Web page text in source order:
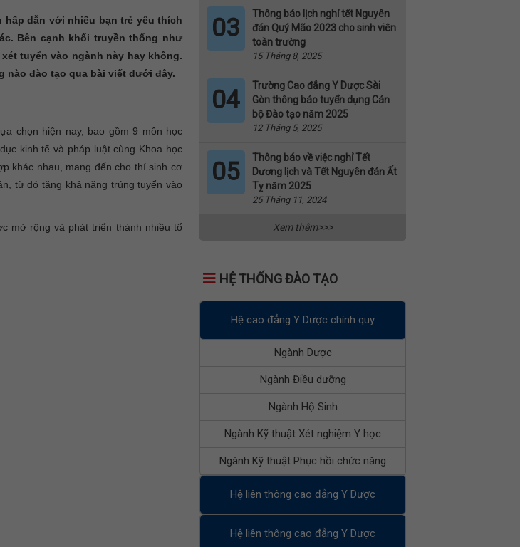
dẫn với nhiều bạn trẻ yêu thích
Bên cạnh khối truyền thống như
tuyển vào ngành này hay không.
đào tạo qua bài viết dưới đây.
chọn hiện nay, bao gồm 9 môn học
kinh tế và pháp luật cùng Khoa học
khác nhau, mang đến cho thí sinh cơ
từ đó tăng khả năng trúng tuyển vào
mở rộng và phát triển thành nhiều tổ
03
Thông báo lịch nghỉ tết Nguyên
đán Quý Mão 2023 cho sinh viên
toàn trường
15 Tháng 8, 2025
04
Trường Cao đẳng Y Dược Sài
Gòn thông báo tuyển dụng Cán
bộ Đào tạo năm 2025
12 Tháng 5, 2025
05
Thông báo về việc nghỉ Tết
Dương lịch và Tết Nguyên đán Ất
Tỵ năm 2025
25 Tháng 11, 2024
Xem thêm>>>
HỆ THỐNG ĐÀO TẠO
Hệ cao đẳng Y Dược chính quy
Ngành Dược
Ngành Điều dưỡng
Ngành Hộ Sinh
Ngành Kỹ thuật Xét nghiệm Y học
Ngành Kỹ thuật Phục hồi chức năng
Hệ liên thông cao đẳng Y Dược
Hệ liên thông cao đẳng Y Dược